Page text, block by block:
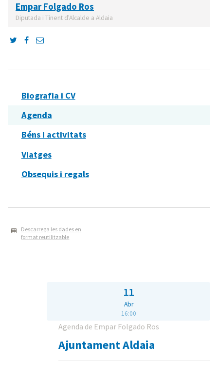
Empar Folgado Ros
Diputada i Tinent d'Alcalde a Aldaia
Biografia i CV
Agenda
Béns i activitats
Viatges
Obsequis i regals
Descarrega les dades en
format reutilitzable
11
Abr
16:00
Agenda de Empar Folgado Ros
Ajuntament Aldaia